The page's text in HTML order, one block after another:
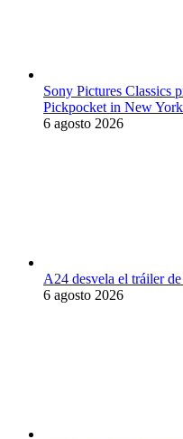
Sony Pictures Classics
Pickpocket in New York
6 agosto 2026
A24 desvela el tráiler
6 agosto 2026